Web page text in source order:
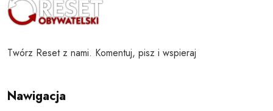
Twórz Reset z nami. Komentuj, pisz i wspieraj
Nawigacja